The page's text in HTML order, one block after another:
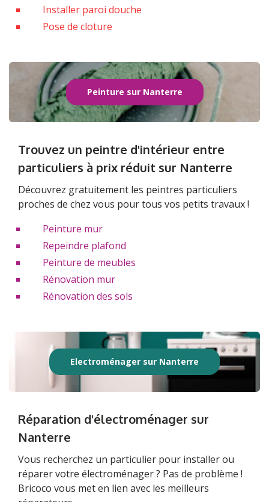
Installer paroi douche
Pose de cloture
Peinture sur Nanterre
Trouvez un peintre d'intérieur entre
particuliers à prix réduit sur Nanterre
Découvrez gratuitement les peintres particuliers
proches de chez vous pour tous vos petits travaux !
Peinture mur
Repeindre plafond
Peinture de meubles
Rénovation mur
Rénovation des sols
Electroménager sur Nanterre
Réparation d'électroménager sur
Nanterre
Vous recherchez un particulier pour installer ou
réparer votre électroménager ? Pas de problème !
Bricoco vous met en lien avec les meilleurs